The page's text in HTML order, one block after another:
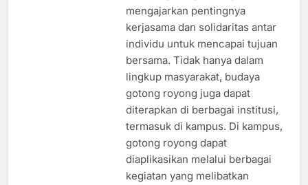
mengajarkan pentingnya
kerjasama dan solidaritas antar
individu untuk mencapai tujuan
bersama. Tidak hanya dalam
lingkup masyarakat, budaya
gotong royong juga dapat
diterapkan di berbagai institusi,
termasuk di kampus. Di kampus,
gotong royong dapat
diaplikasikan melalui berbagai
kegiatan yang melibatkan